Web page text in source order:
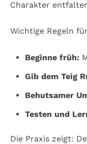
Charakter
Wichtige Regeln
Beginne früh:
Gib dem Teig
Behutsamer
Testen und
Die Praxis zeigt: